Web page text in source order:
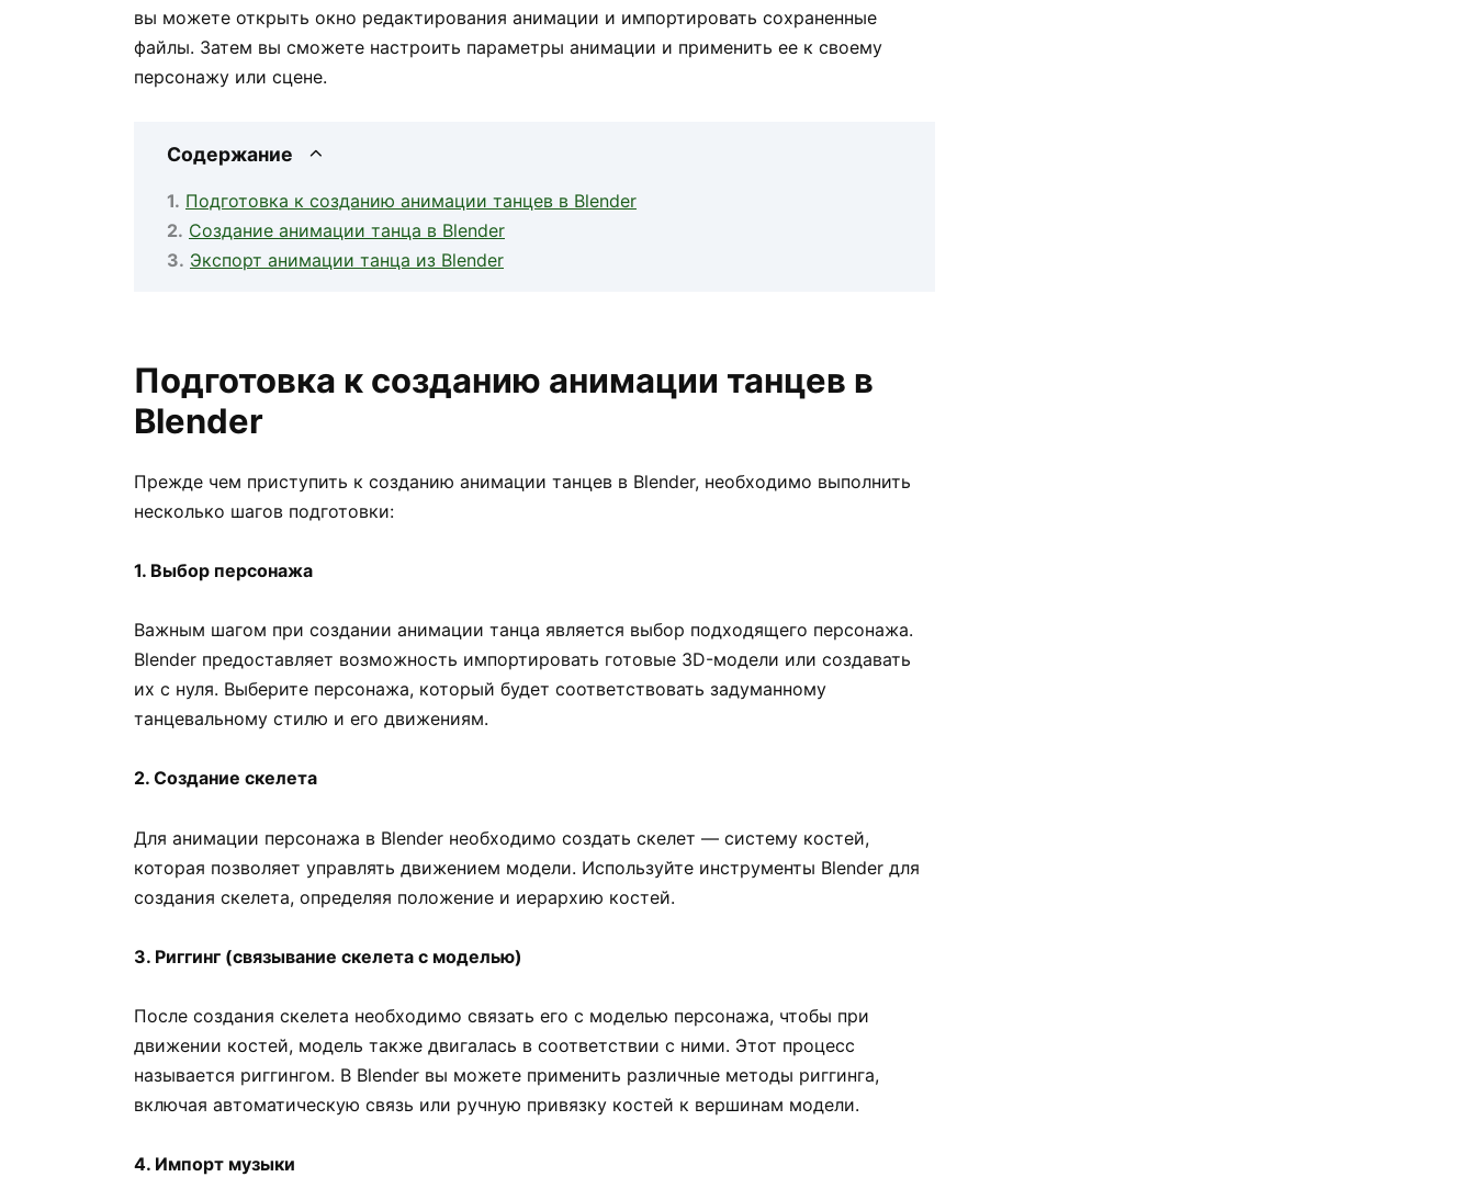
вы можете открыть окно редактирования анимации и импортировать сохраненные
файлы. Затем вы сможете настроить параметры анимации и применить ее к своему
персонажу или сцене.
Содержание
Подготовка к созданию анимации танцев в Blender
Создание анимации танца в Blender
Экспорт анимации танца из Blender
Подготовка к созданию анимации танцев в
Blender
Прежде чем приступить к созданию анимации танцев в Blender, необходимо выполнить
несколько шагов подготовки:
1. Выбор персонажа
Важным шагом при создании анимации танца является выбор подходящего персонажа.
Blender предоставляет возможность импортировать готовые 3D-модели или создавать
их с нуля. Выберите персонажа, который будет соответствовать задуманному
танцевальному стилю и его движениям.
2. Создание скелета
Для анимации персонажа в Blender необходимо создать скелет — систему костей,
которая позволяет управлять движением модели. Используйте инструменты Blender для
создания скелета, определяя положение и иерархию костей.
3. Риггинг (связывание скелета с моделью)
После создания скелета необходимо связать его с моделью персонажа, чтобы при
движении костей, модель также двигалась в соответствии с ними. Этот процесс
называется риггингом. В Blender вы можете применить различные методы риггинга,
включая автоматическую связь или ручную привязку костей к вершинам модели.
4. Импорт музыки